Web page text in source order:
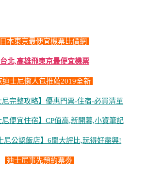
本東京最便宜機票比價網
台北,高雄飛東京最便宜機票
迪士尼懶人包推薦2019全新
尼完整攻略】優惠門票-住宿-必買清單
尼便宜住宿】CP值高,新開幕,小資筆記
尼公認飯店】6間大評比,玩得好盡興!
迪士尼事先預約票劵